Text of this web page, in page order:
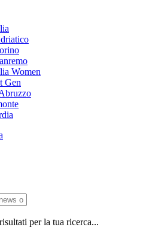
Women
Gen
per la tua ricerca...